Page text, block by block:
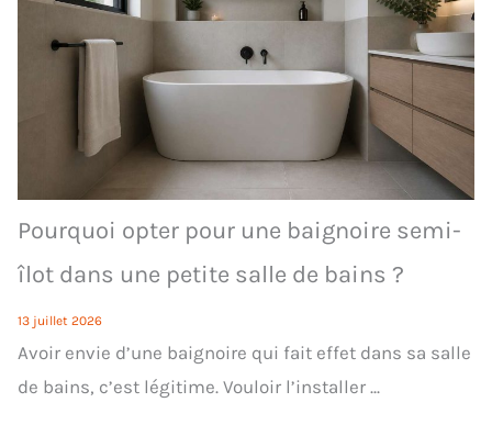
Pourquoi opter pour une baignoire semi-
îlot dans une petite salle de bains ?
13 juillet 2026
Avoir envie d’une baignoire qui fait effet dans sa salle
de bains, c’est légitime. Vouloir l’installer ...